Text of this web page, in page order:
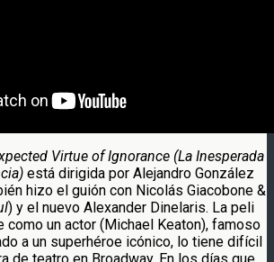
Virtue of Ignorance (La Inesperada
está dirigida por Alejandro González
hizo el guión con Nicolás Giacobone &
) y el nuevo Alexander Dinelaris. La peli
como un actor (Michael Keaton), famoso
a un superhéroe icónico, lo tiene difícil